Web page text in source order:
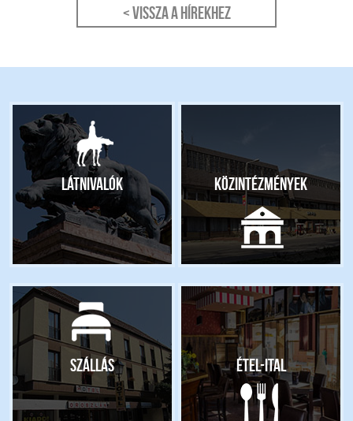
< Vissza a hírekhez
Látnivalók Közintézmények
Szállás Étel-ital